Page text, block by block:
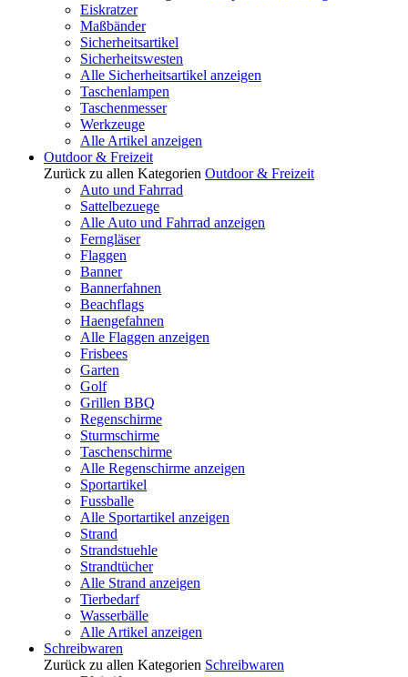
Eiskratzer
Maßbänder
Sicherheitsartikel
Sicherheitswesten
Alle Sicherheitsartikel anzeigen
Taschenlampen
Taschenmesser
Werkzeuge
Alle Artikel anzeigen
Outdoor & Freizeit
Zurück zu allen Kategorien Outdoor & Freizeit
Auto und Fahrrad
Sattelbezuege
Alle Auto und Fahrrad anzeigen
Ferngläser
Flaggen
Banner
Bannerfahnen
Beachflags
Haengefahnen
Alle Flaggen anzeigen
Frisbees
Garten
Golf
Grillen BBQ
Regenschirme
Sturmschirme
Taschenschirme
Alle Regenschirme anzeigen
Sportartikel
Fussballe
Alle Sportartikel anzeigen
Strand
Strandstuehle
Strandtücher
Alle Strand anzeigen
Tierbedarf
Wasserbälle
Alle Artikel anzeigen
Schreibwaren
Zurück zu allen Kategorien Schreibwaren